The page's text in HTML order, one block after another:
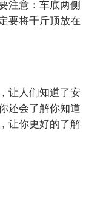
注意：车底两侧
要将千斤顶放在
人们知道了安
还会了解你知道
让你更好的了解